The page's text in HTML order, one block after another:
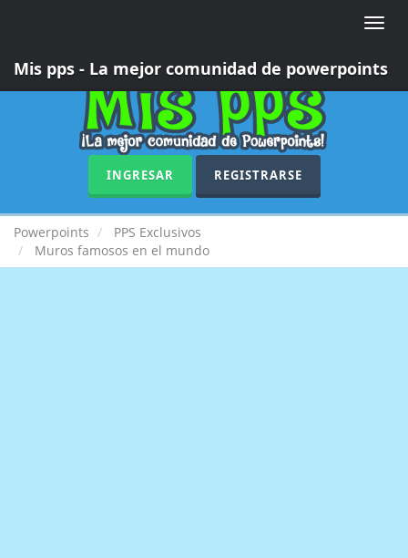
Toggle
Mis pps - La mejor comunidad de powerpoints
INGRESAR REGISTRARSE
Powerpoints
PPS Exclusivos
Muros famosos en el mundo